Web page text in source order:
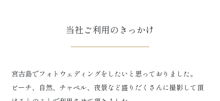
当社ご利用のきっかけ
宮古島でフォトウェディングをしたいと思っておりました。
ビーチ、自然、チャペル、夜景など盛りだくさんに撮影して頂